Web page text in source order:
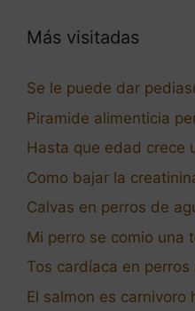
Más visitadas
Se le puede dar
Piramide alimenticia
Hasta que edad crece
Como bajar la
Calvas en perros de
Mi perro se comio una
Tos cardíaca en
El salmon es carnivoro